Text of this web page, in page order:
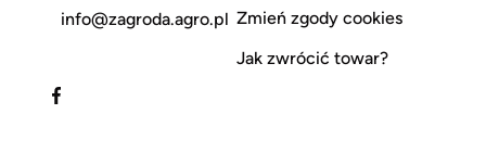
info@zagroda.agro.pl Zmień zgody cookies
Jak zwrócić towar?